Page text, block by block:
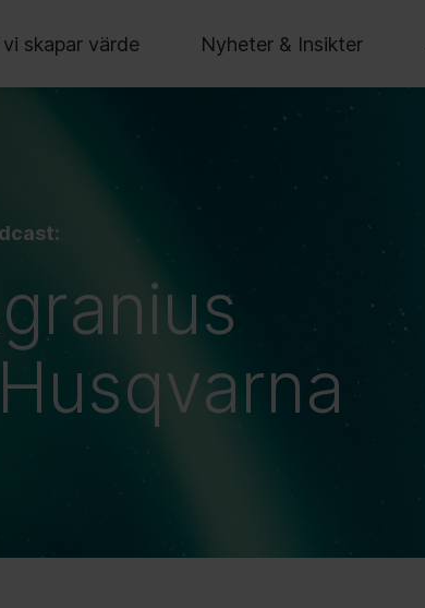
vi skapar värde Nyheter & Insikter